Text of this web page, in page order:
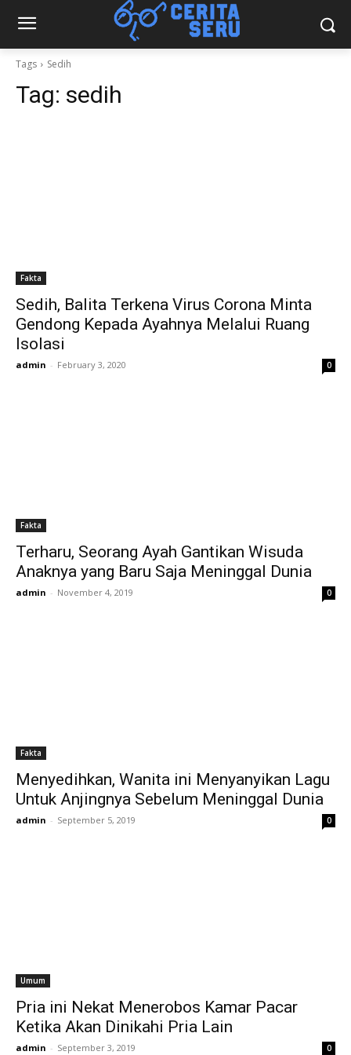
Tags Sedih
Tag: sedih
Fakta
Sedih, Balita Terkena Virus Corona Minta
Gendong Kepada Ayahnya Melalui Ruang
Isolasi
admin - February 3, 2020 0
Fakta
Terharu, Seorang Ayah Gantikan Wisuda
Anaknya yang Baru Saja Meninggal Dunia
admin - November 4, 2019 0
Fakta
Menyedihkan, Wanita ini Menyanyikan Lagu
Untuk Anjingnya Sebelum Meninggal Dunia
admin - September 5, 2019 0
Umum
Pria ini Nekat Menerobos Kamar Pacar
Ketika Akan Dinikahi Pria Lain
admin - September 3, 2019 0